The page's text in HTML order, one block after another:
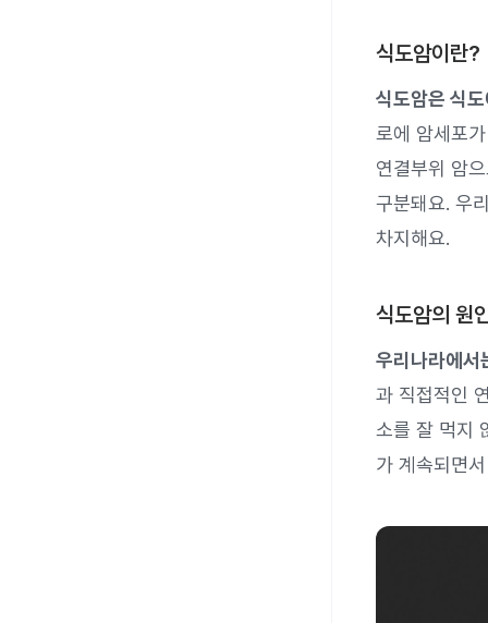
식도암이란?
식도암은 식
로에 암세포
연결부위 암
구분돼요. 우
차지해요.
식도암의 원
우리나라에서
과 직접적인
소를 잘 먹지
가 계속되면